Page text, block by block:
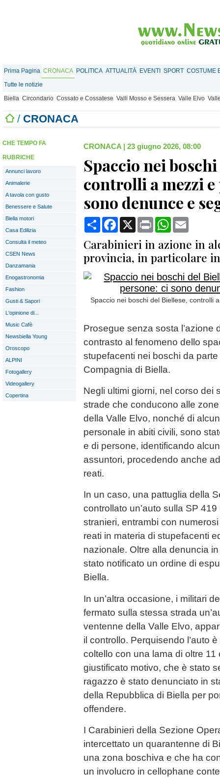
Prima Pagina CRONACA POLITICA ATTUALITÀ EVENTI SPORT COSTUME
Tutte le notizie
Biella Circondario Cossato e Cossatese Valli Mosso e Sessera Valle Elvo
/ CRONACA
CHE TEMPO FA
RUBRICHE
Annunci lavoro
Animalerie
A tavola con gusto
Benessere e Salute
Biella motori
Casa Edilizia
Consulta il meteo
CSEN News
Danzamania
Enogastronomia
Fashion
Gusti & Sapori
L'opinione di...
Music Cafè
Newsbiella Young
Oroscopo
ALPINI
Fotogallery
Videogallery
Copertina
CRONACA | 23 giugno 2026, 08:00
Spaccio nei
controlli a mezzi e
sono denunce e
CondividiFacebook
X Print WhatsApp
Carabinieri in azione in
provincia, in particolare
Spaccio nei boschi del Biellese, controlli
Prosegue senza sosta l’azione
contrasto al fenomeno dello
stupefacenti nei boschi da
Compagnia di Biella.
Negli ultimi giorni, nel corso dei
strade che conducono alle
della Valle Elvo, nonché di
personale in abiti civili, sono
e di persone, identificando
assuntori, procedendo anche
reati.
In un caso, una pattuglia della
controllato un’auto sulla SP
stranieri, entrambi con
reati in materia di stupefacenti
nazionale. Oltre alla denuncia
stato notificato un ordine di
Biella.
In un’altra occasione, i militari
fermato sulla stessa strada
ventenne della Valle Elvo,
il controllo. Perquisendo l’auto
coltello con una lama di oltre
giustificato motivo, che è stato
ragazzo è stato denunciato in
della Repubblica di Biella per
offendere.
I Carabinieri della Sezione
intercettato un quarantenne di
una zona boschiva e che ha
un involucro in cellophane